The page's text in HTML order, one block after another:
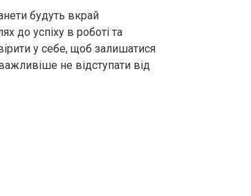
будуть вкрай
до успіху в роботі та
у себе, щоб залишатися
не відступати від